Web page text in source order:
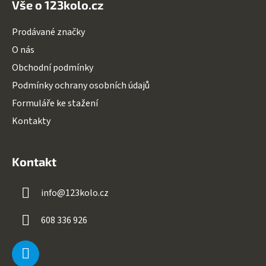
Vše o 123kolo.cz
Prodávané značky
O nás
Obchodní podmínky
Podmínky ochrany osobních údajů
Formuláře ke stažení
Kontakty
Kontakt
info@123kolo.cz
608 336 926